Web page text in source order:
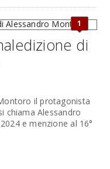
1
di
il protagonista
chiama Alessandro
e menzione al 16°